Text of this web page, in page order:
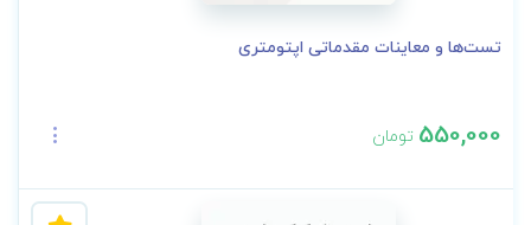
تست‌ها و معاینات مقدماتی اپتومتری
550,000 تومان